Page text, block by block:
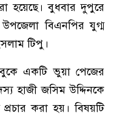
হয়েছে। বুধবার দুপুরে
বিএনপির যুগ্ম
টিপু।
একটি ভুয়া পেজের
হাজী জসিম উদ্দিনকে
প্রচার করা হয়। বিষয়টি